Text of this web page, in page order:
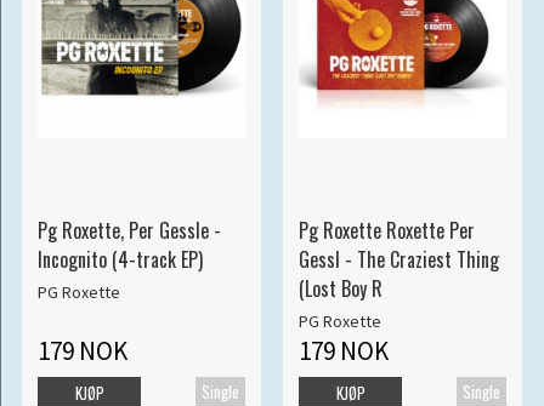
Pg Roxette, Per Gessle -
Incognito (4-track EP)
PG Roxette
179 NOK
Single
KJØP
Pg Roxette Roxette Per
Gessl - The Craziest Thing
(Lost Boy R
PG Roxette
179 NOK
Single
KJØP